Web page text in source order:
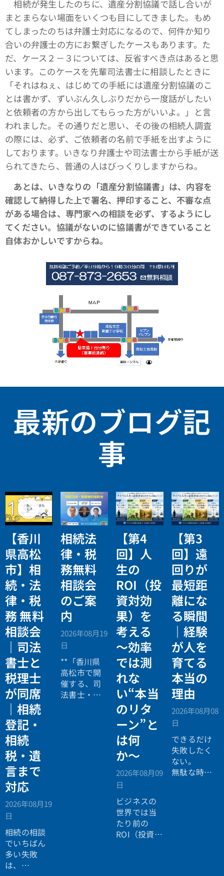
相続が発生したのちに、遺産分割協議で話し合いが
まとまらない場面をいくつも目にしてきました。もめ
てしまったのちは弁護士対応になるので、何件か知り
合いの弁護士の方にお繋ぎしたケースもあります。た
だ、ケース２－３については、反省すべき点はあると思
います。このケースを先輩司法書士に相談したときに
「それはねぇ、はじめての手紙には遺産分割協議のこ
とは書かず、ずいぶん久しぶりだから一度話がしたい
と依頼者の方から出してもらった方がいいよ。」と言
われました。その通りだと思い、その後の相続人調査
の際には、必ず、ご依頼者の名前で手紙を出すように
しております。いきなり弁護士や司法書士から手紙が送
られてきたら、普通の人はびっくりしますからね。
あとは、いきなりの「遺産分割協議書」は、内容を
確認して納得した上で署名、押印すること、不審な点
がある場合は、専門家への相談を必ず、するようにし
てください。協議がないのに協議書ができていること
自体おかしいですからね。
最新のブログ記
事
【香川
県高松
市】相
続・法
律・税
務 無料
相談会
｜司法
書士と
税理士
が同席
｜相続
登記・
相続
税・遺
言まで
対応
2026年08月19
日
相続の相談
でいちばん
多い失敗
は、
相続法
律・税
務無料
相談会
のご案
内
2026年08月19
日
**「香川県
高松市で開
催する、司
法書士・税
【第4
回】人
生の
ROI（投
資対効
果）を
考える
〜効率
では測
れな
い“本当
のリタ
ーン”と
は何
か〜
2026年08月09
日
ビジネスの
世界では当
たり前の
ROI（投資対
【第3
回】遠
回りが
最短距
離にな
る瞬間
｜経験
が人を
育てる
本当の
理由
2026年08月08
日
できるだけ
失敗したく
ない。
無駄な時間